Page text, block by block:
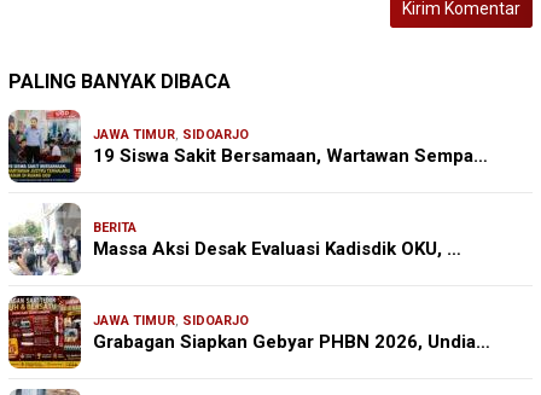
PALING BANYAK DIBACA
JAWA TIMUR, SIDOARJO
19 Siswa Sakit Bersamaan, Wartawan Sempa…
BERITA
Massa Aksi Desak Evaluasi Kadisdik OKU, …
JAWA TIMUR, SIDOARJO
Grabagan Siapkan Gebyar PHBN 2026, Undia…